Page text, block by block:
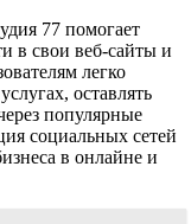
77 помогает
в свои веб-сайты и
легко
оставлять
популярные
социальных сетей
в онлайне и